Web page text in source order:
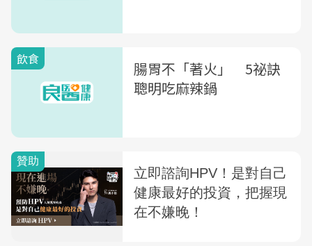
飲食
腸胃不「著火」 5祕訣
聰明吃麻辣鍋